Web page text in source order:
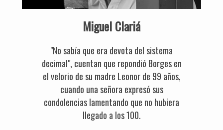
Miguel Clariá
"No sabía que era devota del sistema
decimal", cuentan que repondió Borges en
el velorio de su madre Leonor de 99 años,
cuando una señora expresó sus
condolencias lamentando que no hubiera
llegado a los 100.